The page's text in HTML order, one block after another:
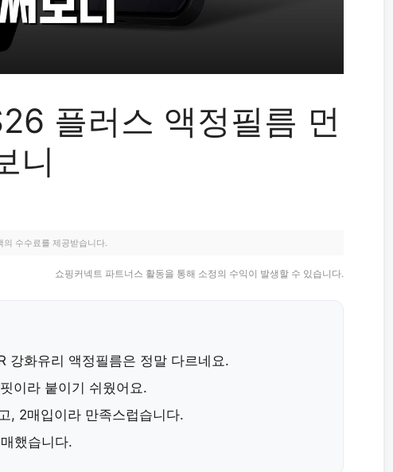
플러스 액정필름 먼
니
수수료를 제공받습니다.
쇼핑커넥트 파트너스 활동을 통해 소정의 수익이 발생할 수 있습니다.
강화유리 액정필름은 정말 다르네요.
이라 붙이기 쉬웠어요.
, 2매입이라 만족스럽습니다.
했습니다.